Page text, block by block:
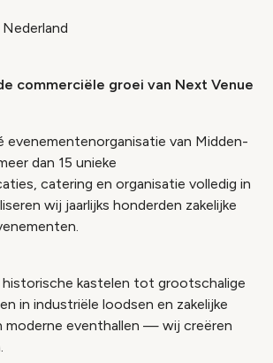
commerciële groei van Next Venue
evenementenorganisatie van Midden-
dan 15 unieke
catering en organisatie volledig in
wij jaarlijks honderden zakelijke
kastelen tot grootschalige
in industriële loodsen en zakelijke
moderne eventhallen — wij creëren